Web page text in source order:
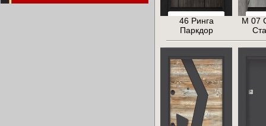
46 Ринга
Паркдор
М 07